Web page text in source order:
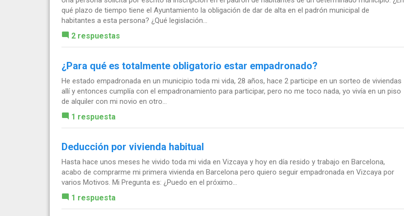
qué plazo de tiempo tiene el Ayuntamiento la obligación de dar de alta en el padrón municipal de
habitantes a esta persona? ¿Qué legislación...
2 respuestas
¿Para qué es totalmente obligatorio estar empadronado?
He estado empadronada en un municipio toda mi vida, 28 años, hace 2 participe en un sorteo de viviendas
allí y entonces cumplía con el empadronamiento para participar, pero no me toco nada, yo vivía en un piso
de alquiler con mi novio en otro...
1 respuesta
Deducción por vivienda habitual
Hasta hace unos meses he vivido toda mi vida en Vizcaya y hoy en día resido y trabajo en Barcelona,
acabo de comprarme mi primera vivienda en Barcelona pero quiero seguir empadronada en Vizcaya por
varios Motivos. Mi Pregunta es: ¿Puedo en el próximo...
1 respuesta